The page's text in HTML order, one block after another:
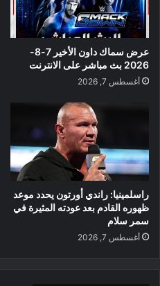
عرض سماك داون الأخير 7-8-
2026 بث مباشر على الانترنت
أغسطس 7, 2026
راسلمينيا: راندي أورتون يحدد موعد
ظهوره القادم بعد عودته المثيرة في
سمر سلام
أغسطس 7, 2026